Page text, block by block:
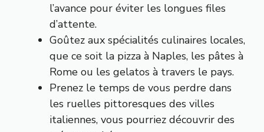
l’avance pour éviter les longues files
d’attente.
Goûtez aux spécialités culinaires locales,
que ce soit la pizza à Naples, les pâtes à
Rome ou les gelatos à travers le pays.
Prenez le temps de vous perdre dans
les ruelles pittoresques des villes
italiennes, vous pourriez découvrir des